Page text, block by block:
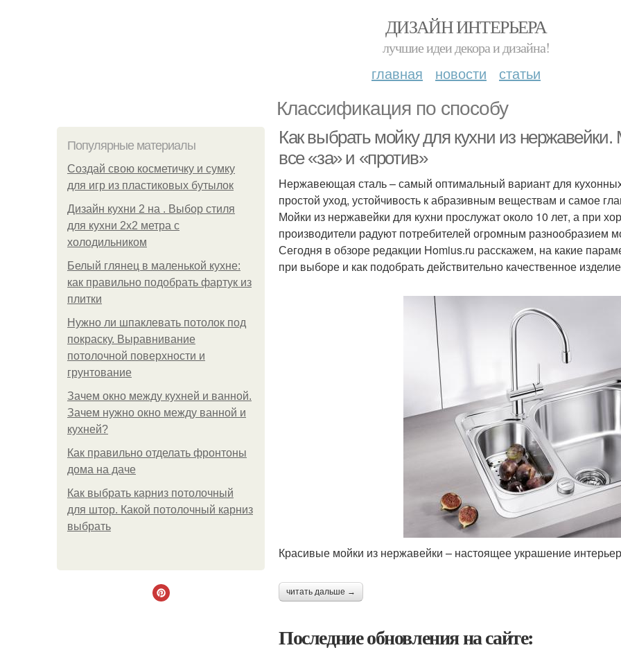
ДИЗАЙН ИНТЕРЬЕРА
лучшие идеи декора и дизайна!
главная новости статьи
Классификация по способу
Популярные материалы
Создай свою косметичку и сумку
для игр из пластиковых бутылок
Дизайн кухни 2 на . Выбор стиля
для кухни 2х2 метра с
холодильником
Белый глянец в маленькой кухне:
как правильно подобрать фартук из
плитки
Нужно ли шпаклевать потолок под
покраску. Выравнивание
потолочной поверхности и
грунтование
Зачем окно между кухней и ванной.
Зачем нужно окно между ванной и
кухней?
Как правильно отделать фронтоны
дома на даче
Как выбрать карниз потолочный
для штор. Какой потолочный карниз
выбрать
Как выбрать мойку для кухни из
все «за» и «против»
Нержавеющая сталь – самый оптимальный вариант для
простой уход, устойчивость к абразивным веществам и самое
Мойки из нержавейки для кухни прослужат около 10 лет, а при
производители радуют потребителей огромным разнообразием
Сегодня в обзоре редакции Homius.ru расскажем, на какие
при выборе и как подобрать действительно качественное
Красивые мойки из нержавейки – настоящее украшение
читать дальше →
Последние обновления на сайте: